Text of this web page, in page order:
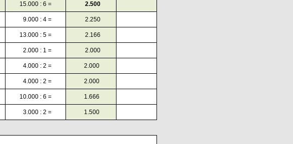
15.000 : 6 = 2.500
9.000 : 4 = 2.250
13.000 : 5 = 2.166
2.000 : 1 = 2.000
4.000 : 2 = 2.000
4.000 : 2 = 2.000
10.000 : 6 = 1.666
3.000 : 2 = 1.500